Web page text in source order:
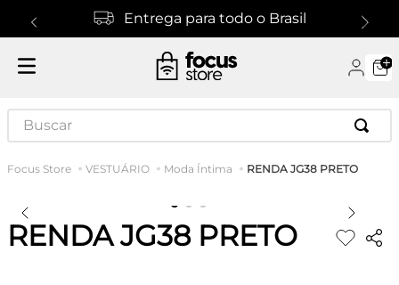
Entrega para todo o Brasil
Buscar
VESTUÁRIO Moda Íntima RENDA JG38 PRETO
RENDA JG38 PRETO